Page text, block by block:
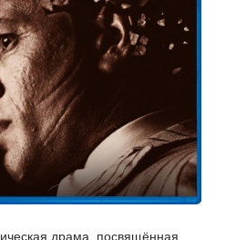
драма, посвящённая